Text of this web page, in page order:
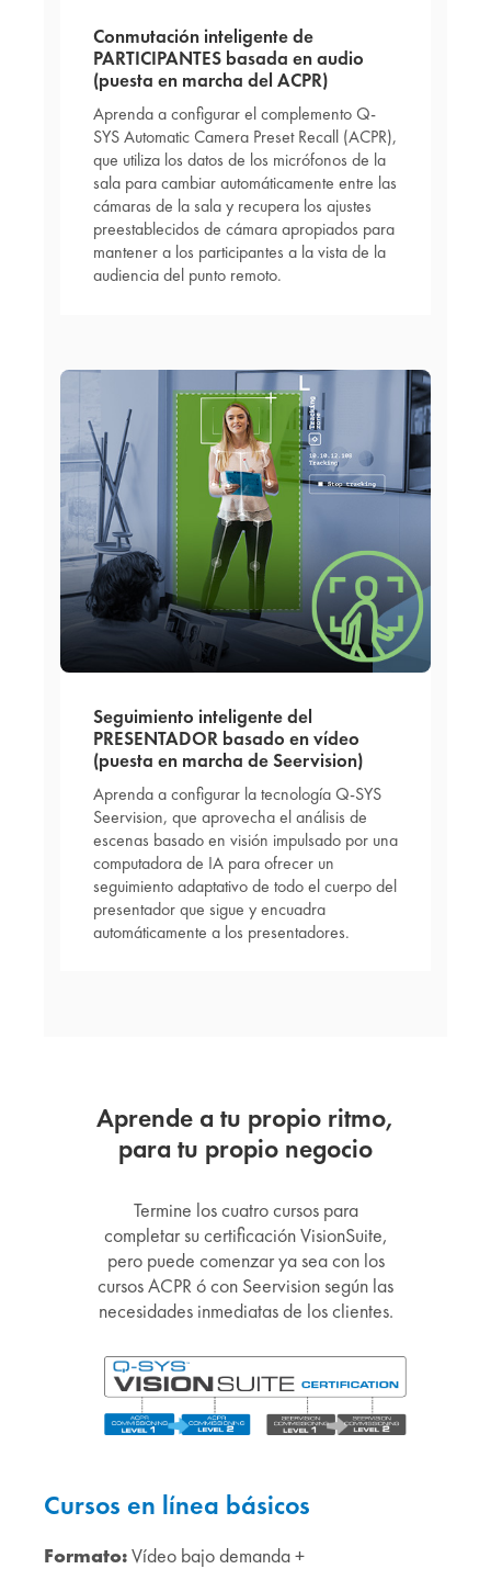
Conmutación inteligente de
PARTICIPANTES basada en audio
(puesta en marcha del ACPR)
Aprenda a configurar el complemento Q-
SYS Automatic Camera Preset Recall (ACPR),
que utiliza los datos de los micrófonos de la
sala para cambiar automáticamente entre las
cámaras de la sala y recupera los ajustes
preestablecidos de cámara apropiados para
mantener a los participantes a la vista de la
audiencia del punto remoto.
Seguimiento inteligente del
PRESENTADOR basado en vídeo
(puesta en marcha de Seervision)
Aprenda a configurar la tecnología Q-SYS
Seervision, que aprovecha el análisis de
escenas basado en visión impulsado por una
computadora de IA para ofrecer un
seguimiento adaptativo de todo el cuerpo del
presentador que sigue y encuadra
automáticamente a los presentadores.
Aprende a tu propio ritmo,
para tu propio negocio
Termine los cuatro cursos para
completar su certificación VisionSuite,
pero puede comenzar ya sea con los
cursos ACPR ó con Seervision según las
necesidades inmediatas de los clientes.
Cursos en línea básicos
Formato:Vídeo bajo demanda +